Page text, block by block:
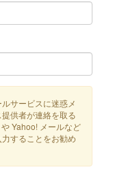
サービスに迷惑メ
供者が連絡を取る
Yahoo! メールなど
することをお勧め